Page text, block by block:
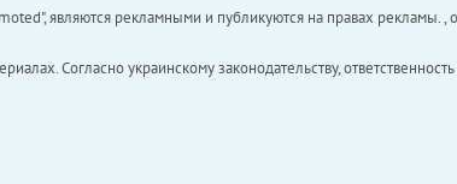
являются рекламными и публикуются на правах рекламы. ,
Согласно украинскому законодательству,